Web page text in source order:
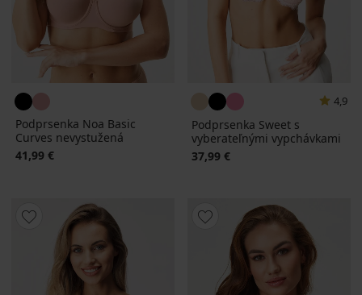
Podprsenka Noa Basic
Curves nevystužená
41,99 €
4,9
Podprsenka Sweet s
vyberateľnými vypchávkami
37,99 €